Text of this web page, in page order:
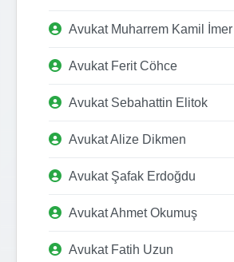
Avukat Muharrem Kamil İmer
Avukat Ferit Cöhce
Avukat Sebahattin Elitok
Avukat Alize Dikmen
Avukat Şafak Erdoğdu
Avukat Ahmet Okumuş
Avukat Fatih Uzun